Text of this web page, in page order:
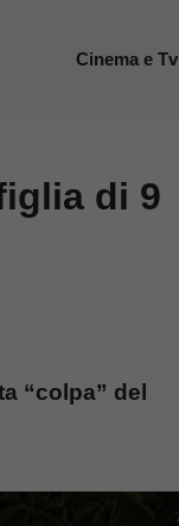
Cinema e Tv
di 9
“colpa” del